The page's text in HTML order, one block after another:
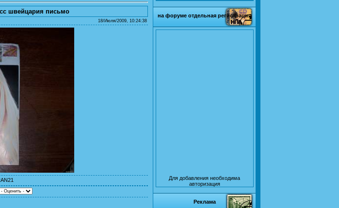
швейцария письмо
18/Июля/2009, 10:24:38
на форуме отдельная регистрация
Для добавления необходима
авторизация
Реклама